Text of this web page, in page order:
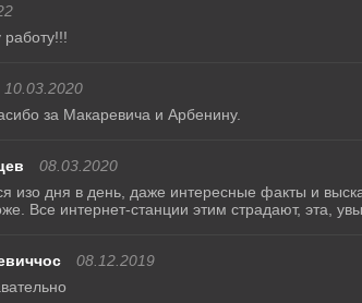
10.03.2020
за Макаревича и Арбенину.
08.03.2020
дня в день, даже интересные факты и
Все интернет-станции этим страдают, эта,
08.12.2019